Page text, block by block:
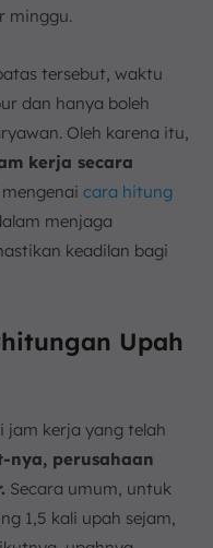
minggu.
tersebut, waktu
dan hanya boleh
Oleh karena itu,
kerja secara
cara hitung
menjaga
keadilan bagi
Upah
jam kerja yang telah
perusahaan
Secara umum, untuk
1,5 kali upah sejam,